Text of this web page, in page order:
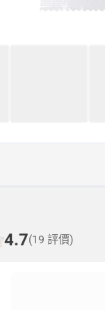
4.7(19 評價)